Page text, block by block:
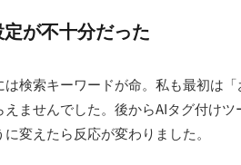
が不十分だった
検索キーワードが命。私も最初は
ませんでした。後からAIタグ付け
変えたら反応が変わりました。